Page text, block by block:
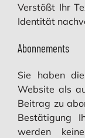
Verstößt Ihr
Identität
Abonnements
Sie haben
Website als
Beitrag zu
Bestätigung
werden